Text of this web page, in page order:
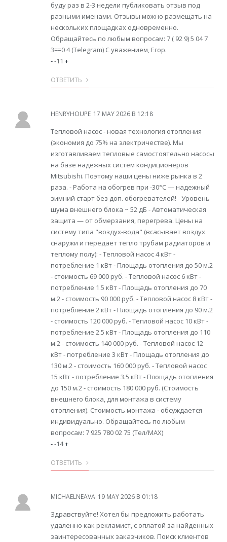
буду раз в 2-3 недели публиковать отзыв под
разными именами. Отзывы можно размещать на
нескольких площадках одновременно.
Обращайтесь по любым вопросам: 7 ( 92 9) 5 04 7
3==0 4 (Telegram) С уважением, Егор.
--11 +
ОТВЕТИТЬ
HENRYHOUPE 17 MAY 2026 В 12:18
Тепловой насос - новая технология отопления
(экономия до 75% на электричестве). Мы
изготавливаем тепловые самостоятельно насосы
на базе надежных систем кондиционеров
Mitsubishi. Поэтому наши цены ниже рынка в 2
раза. - Работа на обогрев при -30°С — надежный
зимний старт без доп. обогревателей! - Уровень
шума внешнего блока ~ 52 дБ - Автоматическая
защита — от обмерзания, перегрева. Цены на
систему типа "воздух-вода" (всасывает воздух
снаружи и передает тепло трубам радиаторов и
теплому полу): - Тепловой насос 4 кВт -
потребление 1 кВт - Площадь отопления до 50 м.2
- стоимость 69 000 руб. - Тепловой насос 6 кВт -
потребление 1.5 кВт - Площадь отопления до 70
м.2 - стоимость 90 000 руб. - Тепловой насос 8 кВт -
потребление 2 кВт - Площадь отопления до 90 м.2
- стоимость 120 000 руб. - Тепловой насос 10 кВт -
потребление 2.5 кВт - Площадь отопления до 110
м.2 - стоимость 140 000 руб. - Тепловой насос 12
кВт - потребление 3 кВт - Площадь отопления до
130 м.2 - стоимость 160 000 руб. - Тепловой насос
15 кВт - потребление 3.5 кВт - Площадь отопления
до 150 м.2 - стоимость 180 000 руб. (Стоимость
внешнего блока, для монтажа в систему
отопления). Стоимость монтажа - обсуждается
индивидуально. Обращайтесь по любым
вопросам: 7 925 780 02 75 (Тел/MAX)
--14+
ОТВЕТИТЬ
MICHAELNEAVA 19 MAY 2026 В 01:18
Здравствуйте! Хотел бы предложить работать
удаленно как рекламист, с оплатой за найденных
заинтересованных заказчиков. Поиск клиентов